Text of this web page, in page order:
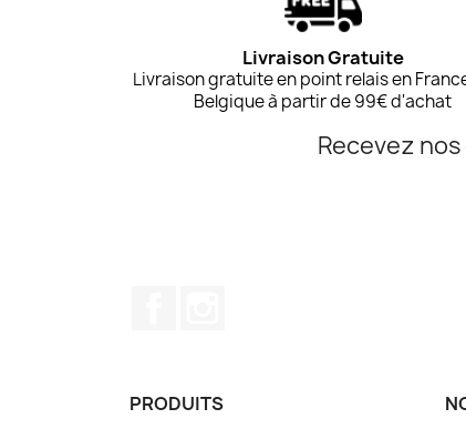
Livraison Gratuite
Livraison gratuite en point relais en
Belgique à partir de 99€ d'achat
Recevez
PRODUITS